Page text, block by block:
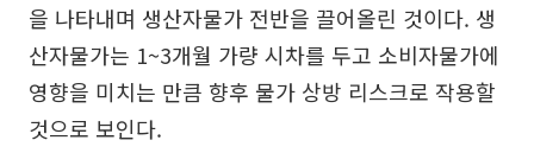
을 나타내며 생산자물가 전반을 끌어올린 것이다. 생
산자물가는 1~3개월 가량 시차를 두고 소비자물가에
영향을 미치는 만큼 향후 물가 상방 리스크로 작용할
것으로 보인다.